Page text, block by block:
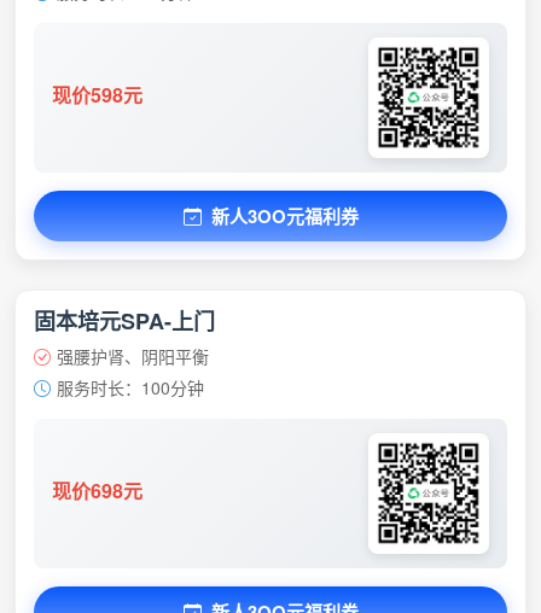
现价598元
新人3OO元福利券
固本培元SPA-上门
强腰护肾、阴阳平衡
服务时长：100分钟
现价698元